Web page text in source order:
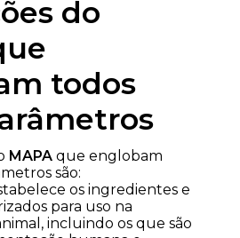
do
todos
MAPA que englobam
são:
os ingredientes e
para uso na
incluindo os que são